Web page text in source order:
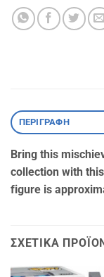
ΠΕΡΙΓΡΑΦΉ
Bring this
collection with
figure is
ΣΧΕΤΙΚΆ